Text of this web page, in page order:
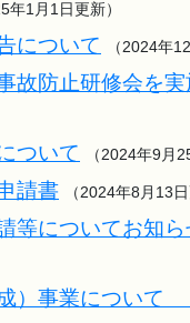
年1月1日更新）
について （2024年
故防止研修会を
ついて （2024年9月
請書 （2024年8月13日
についてお知ら
成）事業につい